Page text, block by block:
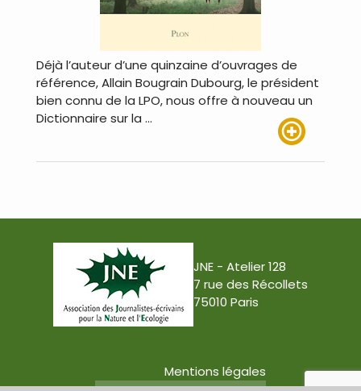
Déjà l’auteur d’une quinzaine d’ouvrages de
référence, Allain Bougrain Dubourg, le président
bien connu de la LPO, nous offre à nouveau un
Dictionnaire sur la …
JNE - Atelier 128
7 rue des Récollets
75010 Paris
Mentions légales